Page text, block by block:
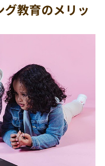
グ教育のメリッ